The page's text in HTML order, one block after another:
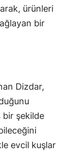
ürünleri
bir
Dizdar,
bir şekilde
evcil kuşlar